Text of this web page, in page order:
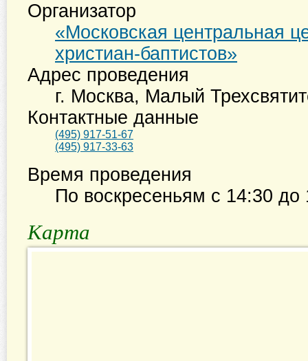
Организатор
«Московская центральная
христиан-баптистов»
Адрес проведения
г. Москва, Малый
Контактные данные
(495) 917-51-67
(495) 917-33-63
Время проведения
По воскресеньям с 14:30 до
Карта